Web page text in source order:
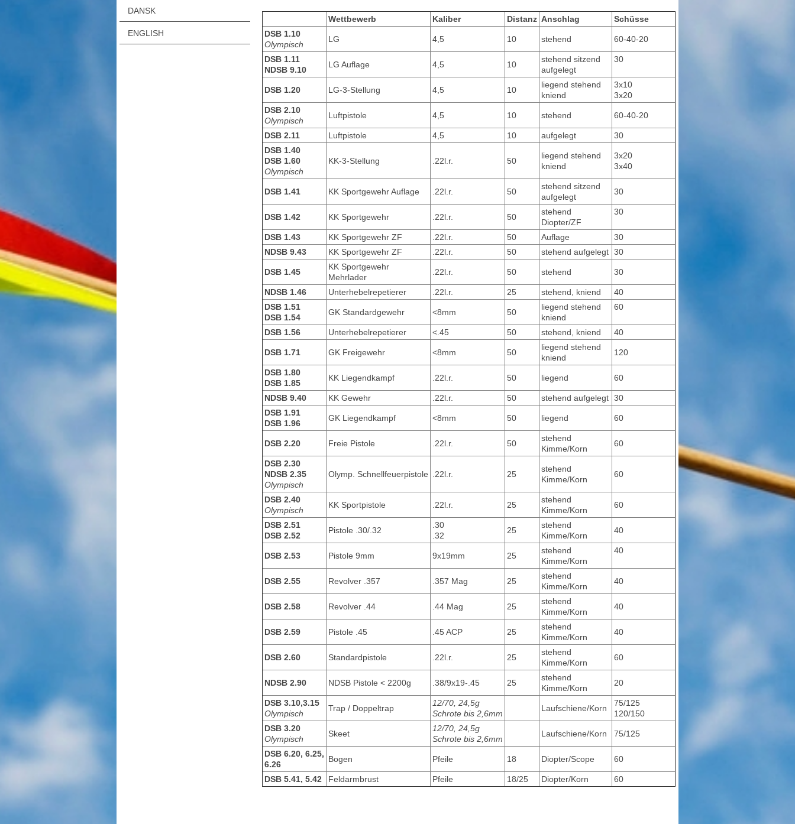
DANSK
ENGLISH
Wettbewerb Kaliber Distanz Anschlag
Schüsse
DSB 1.10
Olympisch
LG 4,5 10 stehend 60-40-20
DSB 1.11
NDSB 9.10
LG Auflage 4,5 10
stehend sitzend
aufgelegt
30
DSB 1.20 LG-3-Stellung 4,5 10
liegend stehend
kniend
3x10
3x20
DSB 2.10
Olympisch
Luftpistole 4,5 10 stehend 60-40-20
DSB 2.11 Luftpistole 4,5 10 aufgelegt
30
DSB 1.40
DSB 1.60
Olympisch
KK-3-Stellung .22l.r. 50
liegend stehend
kniend
3x20
3x40
DSB 1.41 KK Sportgewehr Auflage .22l.r. 50
stehend sitzend
aufgelegt
30
DSB 1.42 KK Sportgewehr .22l.r. 50
stehend
Diopter/ZF
30
DSB 1.43 KK Sportgewehr ZF .22l.r. 50 Auflage
30
NDSB 9.43
KK Sportgewehr ZF .22l.r. 50 stehend aufgelegt 30
DSB 1.45
KK Sportgewehr
Mehrlader
.22l.r. 50 stehend 30
NDSB 1.46 Unterhebelrepetierer .22l.r. 25 stehend, kniend
40
DSB 1.51
DSB 1.54
GK Standardgewehr <8mm 50
liegend stehend
kniend
60
DSB 1.56 Unterhebelrepetierer <.45 50 stehend, kniend 40
DSB 1.71 GK Freigewehr <8mm 50
liegend stehend
kniend
120
DSB 1.80
DSB 1.85
KK Liegendkampf .22l.r. 50 liegend 60
NDSB 9.40 KK Gewehr .22l.r. 50 stehend aufgelegt 30
DSB 1.91
DSB 1.96
GK Liegendkampf <8mm 50 liegend 60
DSB 2.20 Freie Pistole .22l.r. 50
stehend
Kimme/Korn
60
DSB 2.30
NDSB 2.35
Olympisch
Olymp. Schnellfeuerpistole .22l.r. 25
stehend
Kimme/Korn
60
DSB 2.40
Olympisch
KK Sportpistole .22l.r. 25
stehend
Kimme/Korn
60
DSB 2.51
DSB 2.52
Pistole .30/.32
.30
.32
25
stehend
Kimme/Korn
40
DSB 2.53 Pistole 9mm 9x19mm 25
stehend
Kimme/Korn
40
DSB 2.55 Revolver .357 .357 Mag 25
stehend
Kimme/Korn
40
DSB 2.58 Revolver .44 .44 Mag 25
stehend
Kimme/Korn
40
DSB 2.59 Pistole .45 .45 ACP 25
stehend
Kimme/Korn
40
DSB 2.60 Standardpistole .22l.r. 25
stehend
Kimme/Korn
60
NDSB 2.90 NDSB Pistole < 2200g .38/9x19-.45 25
stehend
Kimme/Korn
20
DSB 3.10,3.15
Olympisch
Trap / Doppeltrap
12/70, 24,5g
Schrote bis 2,6mm
Laufschiene/Korn
75/125
120/150
DSB 3.20
Olympisch
Skeet
12/70, 24,5g
Schrote bis 2,6mm
Laufschiene/Korn 75/125
DSB 6.20, 6.25,
6.26
Bogen Pfeile 18 Diopter/Scope 60
DSB 5.41, 5.42 Feldarmbrust Pfeile 18/25 Diopter/Korn 60